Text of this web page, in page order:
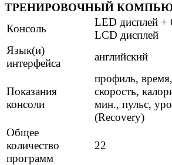
ТРЕНИРОВОЧНЫЙ
Консоль
LED дисплей +
LCD дисплей
Язык(и)
интерфейса
английский
Показания
консоли
профиль,
скорость,
мин., пульс,
(Recovery)
Общее
количество
программ
22